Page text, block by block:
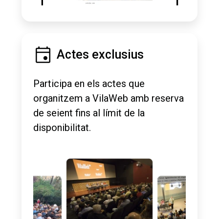
Actes exclusius
Participa en els actes que
organitzem a VilaWeb amb reserva
de seient fins al límit de la
disponibilitat.